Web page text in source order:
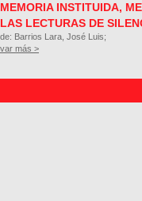
MEMORIA INSTITUIDA,
LAS LECTURAS DE
de: Barrios Lara, José Luis;
var más >